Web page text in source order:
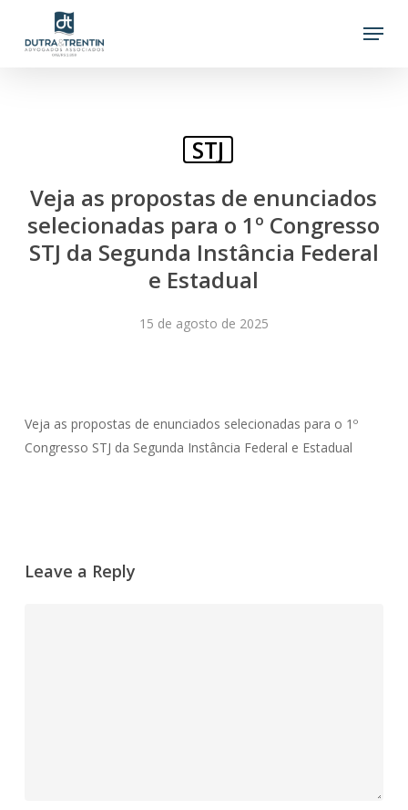
Menu
STJ
Veja as propostas de enunciados
selecionadas para o 1º Congresso
STJ da Segunda Instância Federal
e Estadual
15 de agosto de 2025
Veja as propostas de enunciados selecionadas para o 1º
Congresso STJ da Segunda Instância Federal e Estadual
Leave a Reply